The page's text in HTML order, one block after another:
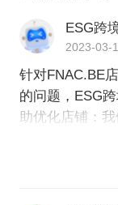
ESG跨
2023-03-
针对FNAC.BE
的问题，ESG跨
助优化店铺：
象、运营策略